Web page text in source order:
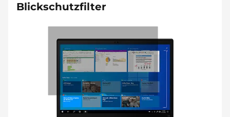
Blickschutzfilter